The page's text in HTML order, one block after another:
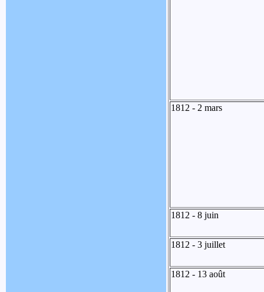
1812 - 2 mars
1812 - 8 juin
1812 - 3 juillet
1812 - 13 août